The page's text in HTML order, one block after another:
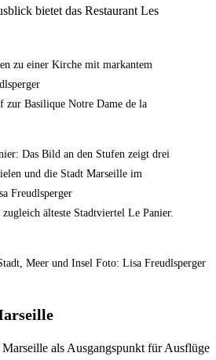
bietet das Restaurant Les
zur Basilique Notre Dame de la
zugleich älteste Stadtviertel Le Panier.
als Ausgangspunkt für Ausflüge